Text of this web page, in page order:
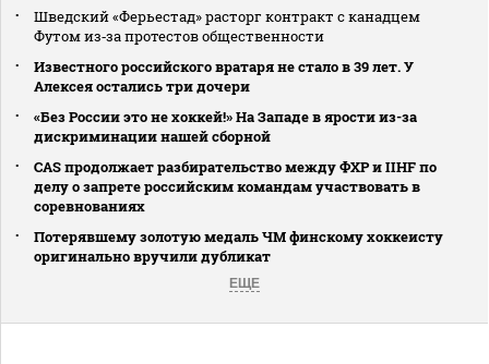
Шведский «Ферьестад» расторг контракт с канадцем
Футом из‑за протестов общественности
Известного российского вратаря не стало в 39 лет. У
Алексея остались три дочери
«Без России это не хоккей!» На Западе в ярости из-за
дискриминации нашей сборной
CAS продолжает разбирательство между ФХР и IIHF по
делу о запрете российским командам участвовать в
соревнованиях
Потерявшему золотую медаль ЧМ финскому хоккеисту
оригинально вручили дубликат
ЕЩЕ